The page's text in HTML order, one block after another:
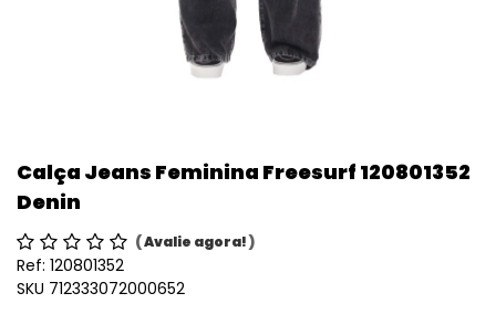
Calça Jeans Feminina Freesurf 120801352
Denin
(Avalie agora!)
Ref: 120801352
SKU 712333072000652